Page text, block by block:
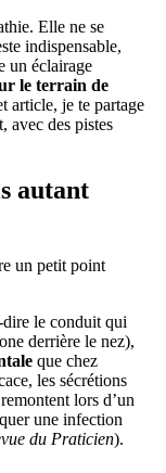
Elle ne se
indispensable,
un éclairage
le terrain de
article, je te partage
avec des pistes
autant
un petit point
dire le conduit qui
derrière le nez),
que chez
les sécrétions
lors d’un
une infection
du Praticien).